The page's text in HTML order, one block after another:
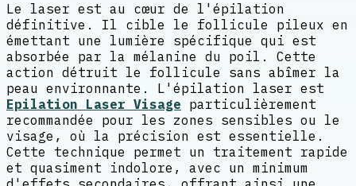
Le laser est au cœur de l'épilation
définitive. Il cible le follicule pileux en
émettant une lumière spécifique qui est
absorbée par la mélanine du poil. Cette
action détruit le follicule sans abîmer la
peau environnante. L'épilation laser est
Epilation Laser Visage particulièrement
recommandée pour les zones sensibles ou le
visage, où la précision est essentielle.
Cette technique permet un traitement rapide
et quasiment indolore, avec un minimum